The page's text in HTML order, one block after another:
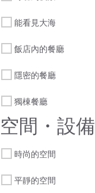
能看見大海
飯店內的餐廳
隱密的餐廳
獨棟餐廳
空間・設備
時尚的空間
平靜的空間